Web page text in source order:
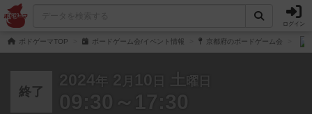
ログイン
ボドゲーマTOP ボードゲーム会/イベント情報 京都府のボードゲーム会
終了
2024年 2 月 10 日 土 曜日
09:30～17:30